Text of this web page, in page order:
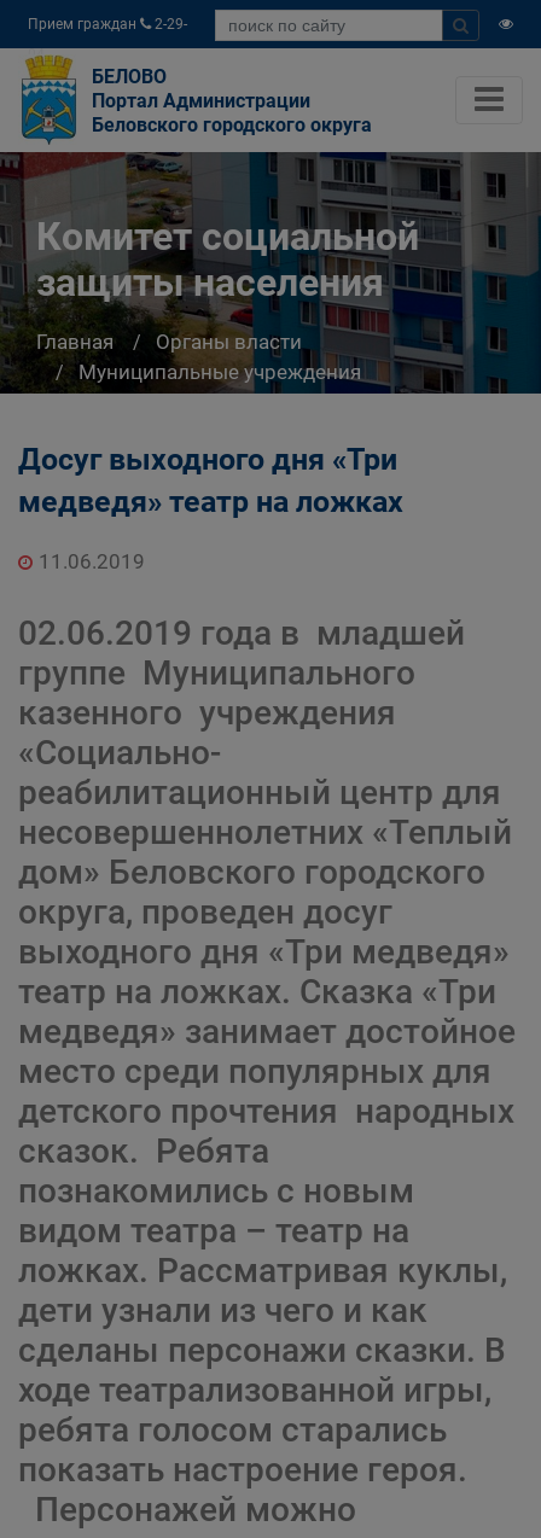
Прием граждан
2-29-
04
БЕЛОВО
Портал Администрации
Беловского городского округа
Комитет социальной
защиты населения
Главная
Органы власти
Муниципальные учреждения
Комитет социальной защиты населения
Досуг выходного дня «Три
медведя» театр на ложках
11.06.2019
02.06.2019 года в младшей
группе Муниципального
казенного учреждения
«Социально-
реабилитационный центр для
несовершеннолетних «Теплый
дом» Беловского городского
округа, проведен досуг
выходного дня «Три медведя»
театр на ложках. Сказка «Три
медведя» занимает достойное
место среди популярных для
детского прочтения народных
сказок. Ребята
познакомились с новым
видом театра – театр на
ложках. Рассматривая куклы,
дети узнали из чего и как
сделаны персонажи сказки. В
ходе театрализованной игры,
ребята голосом старались
показать настроение героя.
Персонажей можно